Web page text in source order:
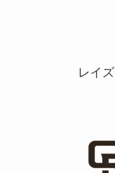
レイズ